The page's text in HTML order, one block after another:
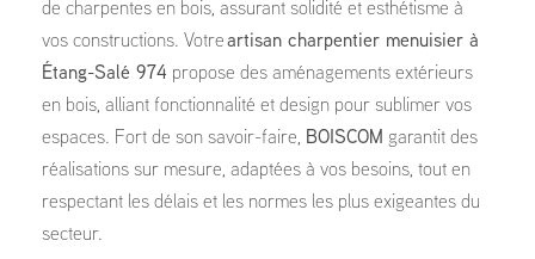
de charpentes en bois, assurant solidité et esthétisme à
vos constructions. Votre artisan charpentier menuisier à
Étang-Salé 974 propose des aménagements extérieurs
en bois, alliant fonctionnalité et design pour sublimer vos
espaces. Fort de son savoir-faire, BOISCOM garantit des
réalisations sur mesure, adaptées à vos besoins, tout en
respectant les délais et les normes les plus exigeantes du
secteur.